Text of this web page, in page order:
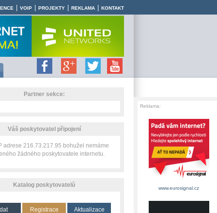
VOIP PROJEKTY REKLAMA KONTAKT
Partner sekce:
Váš poskytovatel připojení
adrese 216.73.217.95 bohužel nemáme
žádného poskytovatele internetu.
Katalog poskytovatelů
Registrace
Aktualizace
Reklama:
www.eurosignal.cz